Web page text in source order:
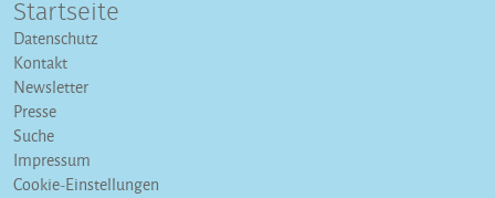
Startseite
Datenschutz
Kontakt
Newsletter
Presse
Suche
Impressum
Cookie-Einstellungen